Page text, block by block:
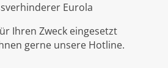
Eurola
Ihren Zweck eingesetzt
gerne unsere Hotline.